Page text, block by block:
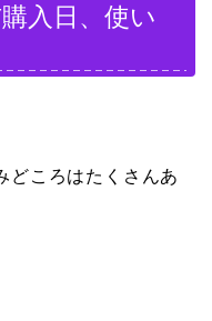
入日、使い
どころはたくさんあ